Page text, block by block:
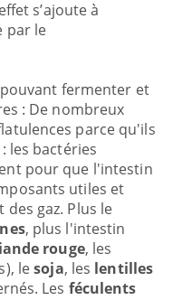
s’ajoute à
par le
fermenter et
: De nombreux
parce qu'ils
les bactéries
pour que l'intestin
utiles et
gaz. Plus le
, plus l'intestin
rouge, les
lesoja, les lentilles
Les féculents